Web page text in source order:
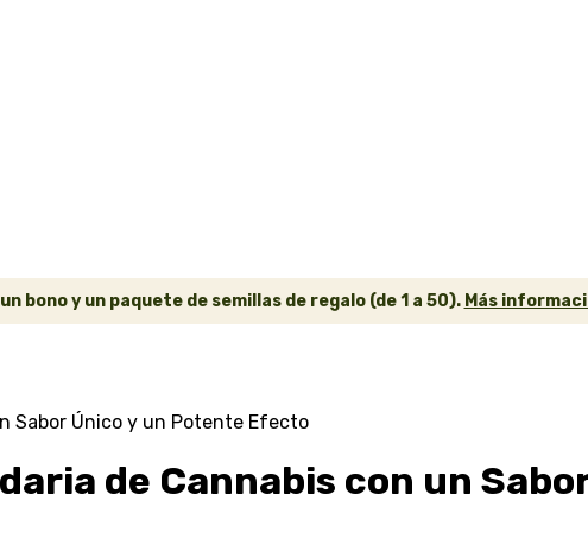
bono y un paquete de semillas de regalo (de 1 a 50). Más
Sabor Único y un Potente Efecto
de Cannabis con un